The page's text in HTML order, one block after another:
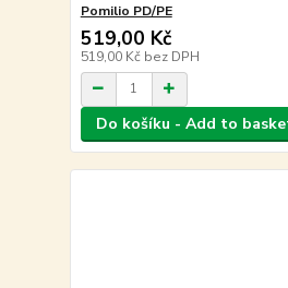
Pomilio PD/PE
519,00 Kč
519,00 Kč bez DPH
Do košíku - Add to